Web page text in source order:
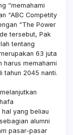
“memahami
“ABC Competity
“The Power
tersebut, Pak
tentang
63 juta
harus memahami
tahun 2045 nanti.
yang beliau
alumni
pasar-pasar